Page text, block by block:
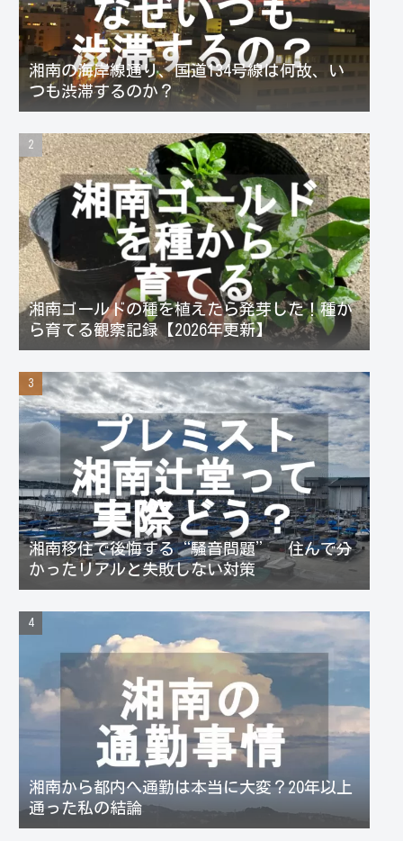
湘南の海岸線通り、国道134号線は何故、い
つも渋滞するのか？
湘南ゴールドの種を植えたら発芽した！種か
ら育てる観察記録【2026年更新】
湘南移住で後悔する“騒音問題” 住んで分
かったリアルと失敗しない対策
湘南から都内へ通勤は本当に大変？20年以上
通った私の結論